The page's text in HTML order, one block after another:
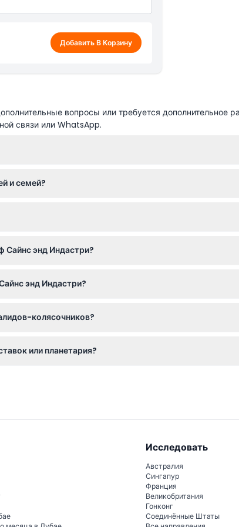
Добавить В Корзину
вопросы или требуется дополнительное
связи или WhatsApp.
уточняйте при бронировании).
и семей?
Сайнс энд Индастри?
энд Индастри?
колясочников?
или планетария?
Исследовать
Австралия
Сингапур
Франция
Великобритания
Гонконг
Соединённые Штаты